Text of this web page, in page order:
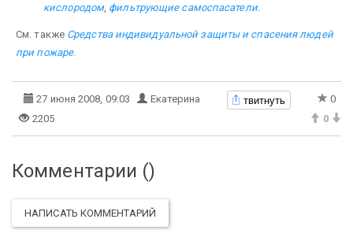
кислородом, фильтрующие самоспасатели.
См. также Средства индивидуальной защиты и спасения людей
при пожаре.
27 июня 2008, 09:03 Екатерина твитнуть
0
2205
0
Комментарии ()
НАПИСАТЬ КОММЕНТАРИЙ